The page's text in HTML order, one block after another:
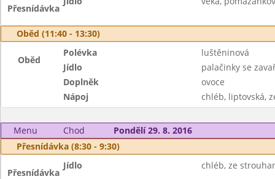
Přesnídávka
Oběd (11:40 - 13:30)
Oběd
Polévka
luštěninová
Jídlo
palačinky se
Doplněk
ovoce
Nápoj
chléb, liptovská,
Menu Chod
Pondělí 29. 8. 2016
Přesnídávka (8:30 - 9:30)
Přesnídávka
Jídlo chléb, ze